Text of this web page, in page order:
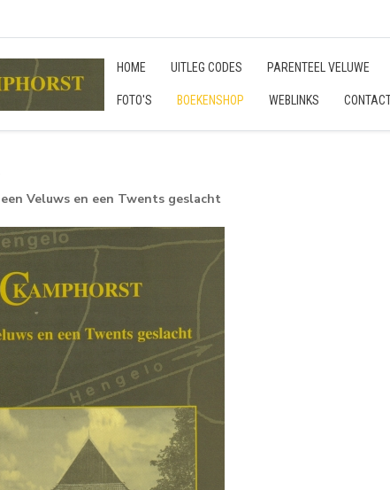
HOME UITLEG CODES PARENTEEL VELUWE
FOTO'S BOEKENSHOP WEBLINKS
Veluws en een Twents geslacht